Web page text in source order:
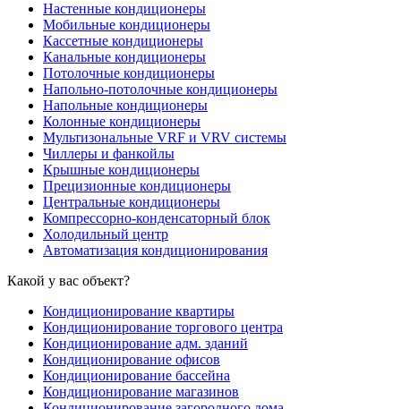
Настенные кондиционеры
Мобильные кондиционеры
Кассетные кондиционеры
Канальные кондиционеры
Потолочные кондиционеры
Напольно-потолочные кондиционеры
Напольные кондиционеры
Колонные кондиционеры
Мультизональные VRF и VRV системы
Чиллеры и фанкойлы
Крышные кондиционеры
Прецизионные кондиционеры
Центральные кондиционеры
Компрессорно-конденсаторный блок
Холодильный центр
Автоматизация кондиционирования
Какой у вас объект?
Кондиционирование квартиры
Кондиционирование торгового центра
Кондиционирование адм. зданий
Кондиционирование офисов
Кондиционирование бассейна
Кондиционирование магазинов